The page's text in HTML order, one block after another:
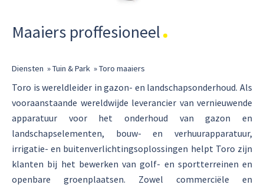
Maaiers proffesioneel
Diensten »Tuin & Park »Toro maaiers
Toro is wereldleider in gazon- en landschapsonderhoud. Als
vooraanstaande wereldwijde leverancier van vernieuwende
apparatuur voor het onderhoud van gazon en
landschapselementen, bouw- en verhuurapparatuur,
irrigatie- en buitenverlichtingsoplossingen helpt Toro zijn
klanten bij het bewerken van golf- en sportterreinen en
openbare groenplaatsen. Zowel commerciële en